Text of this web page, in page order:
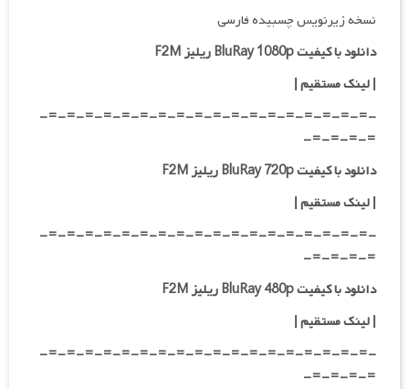
نسخه زیرنویس چسبیده فارسی
دانلود با کیفیت BluRay 1080p ریلیز F2M
|لینک مستقیم|
-=-=-=-=-=-=-=-=-=-=-=-=-=-=-=-=-=-=-
=-=-=-=-
دانلود با کیفیت BluRay 720p ریلیز F2M
| لینک مستقیم|
-=-=-=-=-=-=-=-=-=-=-=-=-=-=-=-=-=-=-
=-=-=-=-
دانلود با کیفیت BluRay 480p ریلیز F2M
| لینک مستقیم|
-=-=-=-=-=-=-=-=-=-=-=-=-=-=-=-=-=-=-
=-=-=-=-